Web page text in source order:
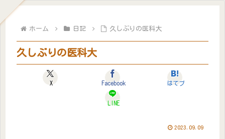
ホーム 日記 久しぶりの医科大
久しぶりの医科大
X Facebook はてブ
LINE
2023.09.09